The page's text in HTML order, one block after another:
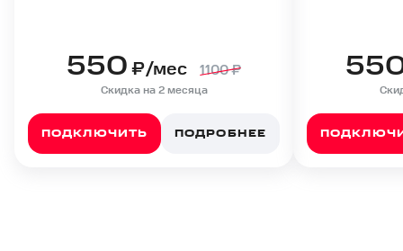
550 ₽/мес 1100₽
Скидка на 2 месяца
ПОДКЛЮЧИТЬ ПОДРОБНЕЕ